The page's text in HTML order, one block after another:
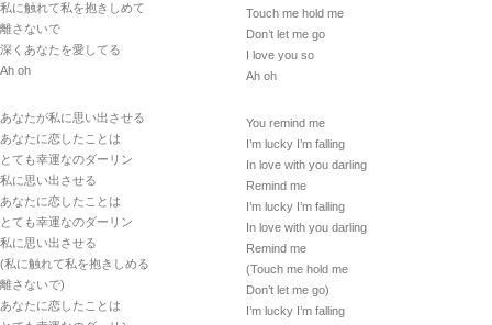
私に触れて私を抱きしめて
離さないで
深くあなたを愛してる
Ah oh
あなたが私に思い出させる
あなたに恋したことは
とても幸運なのダーリン
私に思い出させる
あなたに恋したことは
とても幸運なのダーリン
私に思い出させる
(私に触れて私を抱きしめる
離さないで)
あなたに恋したことは
Touch me hold me
Don’t let me go
I love you so
Ah oh
You remind me
I’m lucky I’m falling
In love with you darling
Remind me
I’m lucky I’m falling
In love with you darling
Remind me
(Touch me hold me
Don’t let me go)
I’m lucky I’m falling